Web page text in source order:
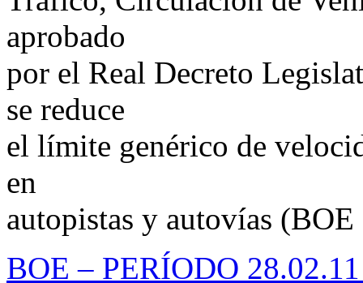
aprobado
por el Real Decreto
se reduce
el límite genérico de
en
autopistas y autovías
BOE – PERÍODO